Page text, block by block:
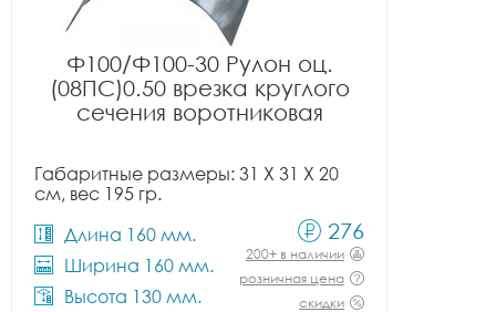
Ф100/Ф100-30 Рулон оц.
(08ПС)0.50 врезка круглого
сечения воротниковая
Габаритные размеры: 31 X 31 X 20
см, вес 195 гр.
Длина 160 мм.
Ширина 160 мм.
Высота 130 мм.
276
200+ в наличии
розничная цена
скидки